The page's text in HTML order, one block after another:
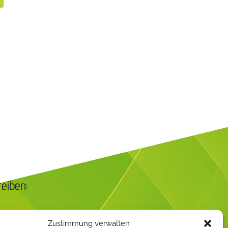
Zustimmung verwalten